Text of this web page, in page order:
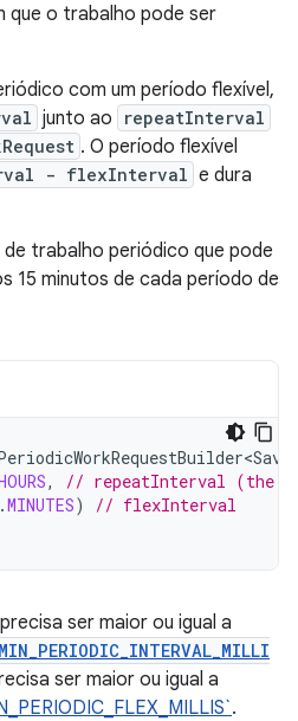
que o trabalho pode ser
com um período flexível,
junto ao repeatInterval
. O período flexível
- flexInterval e dura
de trabalho periódico que pode
15 minutos de cada período de
,
// repeatInterval (the
.MINUTES)
// flexInterval
ser maior ou igual a
ser maior ou igual a
.